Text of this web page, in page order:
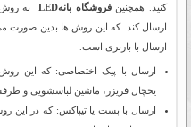
کنید. همچنینفروشگاه بانهLED
به
ارسال کند. که این روش ها بدین صورت
ارسال با باربری است.
ارسال با پیک اختصاصی: که این
یخچال فریزر، ماشین لباسشویی و
ارسال با پست یا تیپاکس: که در این